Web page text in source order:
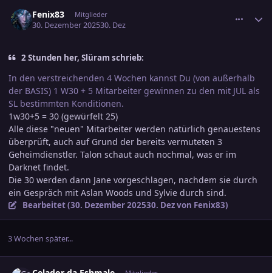
Fenix83 Mitglieder
30. Dezember 202530. Dez
2 Stunden her, Slüram schrieb:
In den verstreichenden 4 Wochen kannst Du (von außerhalb
der BASIS) 1 W30 + 5 Mitarbeiter gewinnen zu den mit JUL als
SL bestimmten Konditionen.
1w30+5 = 30 (gewürfelt 25)
Alle diese "neuen" Mitarbeiter werden natürlich genauestens
überprüft, auch auf Grund der bereits vermuteten 3
Geheimdienstler. Talon schaut auch nochmal, was er im
Darknet findet.
Die 30 werden dann Jane vorgeschlagen, nachdem sie durch
ein Gespräch mit Aslan Woods und Sylvie durch sind.
Bearbeitet (30. Dezember 202530. Dezvon Fenix83)
3 Wochen später...